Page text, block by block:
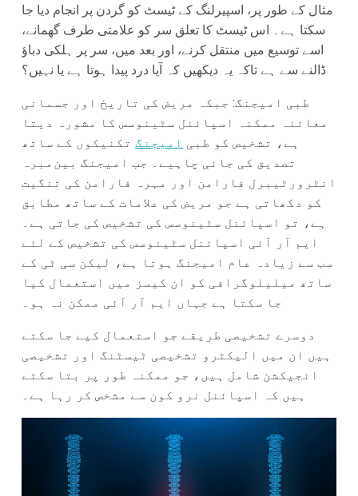
مثال کے طور پر، اسپیرلنگ کے ٹیسٹ کو گردن پر انجام دیا جا
سکتا ہے۔ اس ٹیسٹ کا تعلق سر کو علامتی طرف گھمانے،
اسے توسیع میں منتقل کرنے، اور بعد میں، سر پر ہلکی دباؤ
ڈالنے سے ہے تاکہ یہ دیکھیں کہ آیا درد پیدا ہوتا ہے یا نہیں؟
طبی امیجنگ: جبکہ مریض کی تاریخ اور جسمانی
معائنہ ممکنہ اسپائنل سٹینوسس کا مشورہ دیتا
ہے، تشخیص کو طبی امیجنگ تکنیکوں کے ساتھ
تصدیق کی جانی چاہیے۔ جب امیجنگ بین‌مبرہ
انٹرورٹیبرل فارامن اور مہرہ فارامن کی تنگیت
کو دکھاتی ہے جو مریض کی علامات کے ساتھ مطابق
ہے، تو اسپائنل سٹینوسس کی تشخیص کی جاتی ہے۔
ایم آر آئی اسپائنل سٹینوسس کی تشخیص کے لئے
سب سے زیادہ عام امیجنگ ہوتا ہے، لیکن سی ٹی کے
ساتھ میلیلوگرافی کو ان کیسز میں استعمال کیا
جا سکتا ہے جہاں ایم آر آئی ممکن نہ ہو۔
دوسرے تشخیصی طریقے جو استعمال کیے جا سکتے
ہیں ان میں الیکٹرو تشخیصی ٹیسٹنگ اور تشخیصی
انجیکشن شامل ہیں، جو ممکنہ طور پر بتا سکتے
ہیں کہ اسپائنل نرو کون سے مشخص کر رہا ہے۔